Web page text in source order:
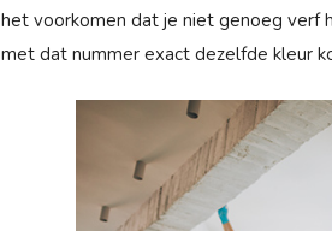
het voorkomen dat je niet genoeg verf
met dat nummer exact dezelfde kleur